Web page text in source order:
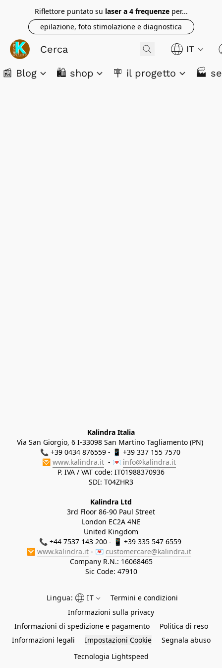
Riflettore puntato su laser a 4 frequenzeper...
epilazione, foto stimolazione e diagnostica
IT
📰 Blog 🛍️ shop 🪧 il progetto 🏭
Kalindra Italia
Via San Giorgio, 6 I-33098 San Martino Tagliamento (PN)
📞 +39 0434 876559 - 📱 +39 337 155 7570
🛜 www.kalindra.it
  - 💌
info@kalindra.it
P. IVA / VAT code: IT01988370936
SDI: T04ZHR3
Kalindra Ltd
3rd Floor 86-90 Paul Street
London EC2A 4NE
United Kingdom
📞 +44 7537 143 200 - 📱 +39 335 547 6559
🛜 www.kalindra.it - 💌 customercare@kalindra.it
Company R.N.: 16068465
Sic Code: 47910
Lingua: IT
Termini e condizioni
Informazioni sulla privacy
Informazioni di spedizione e pagamento
Politica di reso
Informazioni legali
Impostazioni Cookie
Segnala abuso
Tecnologia Lightspeed